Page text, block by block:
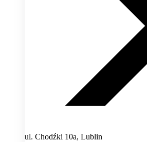
ul. Chodźki 10a, Lublin